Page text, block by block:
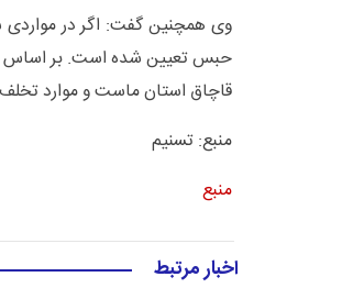
وی همچنین گفت: اگر در مواردی
حبس تعیین شده است. بر اساس
قاچاق استان ماست و موارد
منبع: تسنیم
منبع
اخبار مرتبط